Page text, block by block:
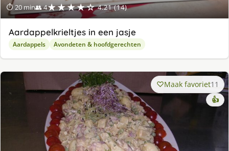
⏱ 20 min👥 4★★★★☆ 4.21 (14)
Aardappelkrieltjes in een jasje
Aardappels Avondeten & hoofdgerechten
Maak favoriet11
👍